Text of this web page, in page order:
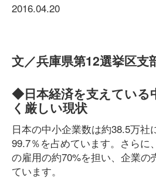
2016.04.20
文／兵庫県第12選挙区支
◆日本経済を支えている
く厳しい現状
日本の中小企業数は約38.5万社
99.7％を占めています。さらに
の雇用の約70%を担い、企業の
ています。